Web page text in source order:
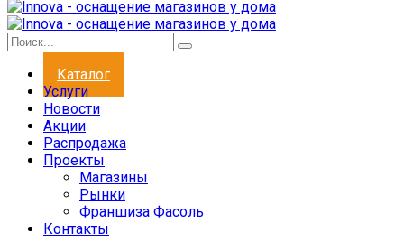
Каталог
Услуги
Новости
Акции
Распродажа
Проекты
Магазины
Рынки
Франшиза Фасоль
Контакты